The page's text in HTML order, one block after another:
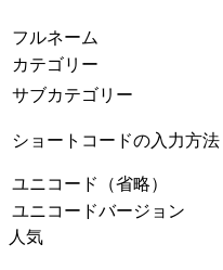
フルネーム
カテゴリー
サブカテゴリー
ショートコードの入力方法
ユニコード（省略）
ユニコードバージョン
人気